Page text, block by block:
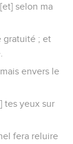
selon ma
gratuité ; et
envers le
tes yeux sur
fera reluire